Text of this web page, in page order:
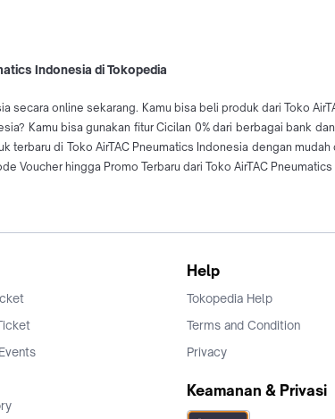
Indonesia di Tokopedia
secara online sekarang. Kamu bisa beli produk dari Toko
Kamu bisa gunakan fitur Cicilan 0% dari berbagai bank
terbaru di Toko AirTAC Pneumatics Indonesia dengan
Voucher hingga Promo Terbaru dari Toko AirTAC
Help
Tokopedia Help
Terms and Condition
Privacy
Keamanan & Privasi